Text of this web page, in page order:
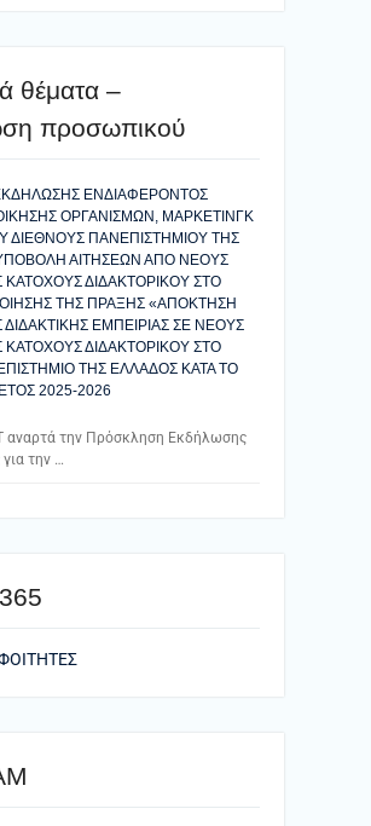
θέματα –
προσωπικού
ΕΝΔΙΑΦΕΡΟΝΤΟΣ
ΟΡΓΑΝΙΣΜΩΝ, ΜΑΡΚΕΤΙΝΓΚ
ΔΙΕΘΝΟΥΣ ΠΑΝΕΠΙΣΤΗΜΙΟΥ ΤΗΣ
ΑΙΤΗΣΕΩΝ ΑΠΟ ΝΕΟΥΣ
ΔΙΔΑΚΤΟΡΙΚΟΥ ΣΤΟ
ΤΗΣ ΠΡΑΞΗΣ «ΑΠΟΚΤΗΣΗ
ΕΜΠΕΙΡΙΑΣ ΣΕ ΝΕΟΥΣ
ΔΙΔΑΚΤΟΡΙΚΟΥ ΣΤΟ
ΤΗΣ ΕΛΛΑΔΟΣ ΚΑΤΑ ΤΟ
2025-2026
την Πρόσκληση Εκδήλωσης
την …